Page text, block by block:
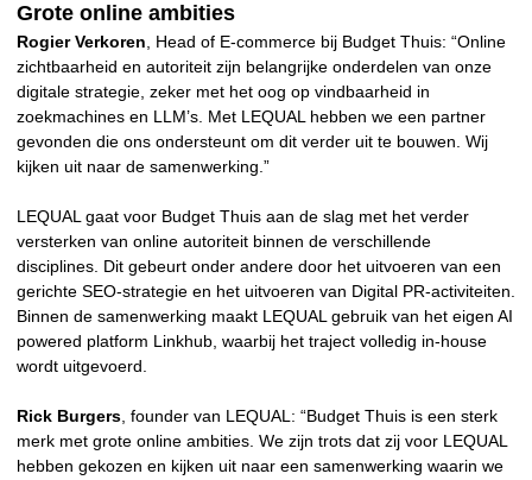
Grote online ambities
Rogier Verkoren , Head of E-commerce bij Budget Thuis: “Online
zichtbaarheid en autoriteit zijn belangrijke onderdelen van onze
digitale strategie, zeker met het oog op vindbaarheid in
zoekmachines en LLM’s. Met LEQUAL hebben we een partner
gevonden die ons ondersteunt om dit verder uit te bouwen. Wij
kijken uit naar de samenwerking.”
LEQUAL gaat voor Budget Thuis aan de slag met het verder
versterken van online autoriteit binnen de verschillende
disciplines. Dit gebeurt onder andere door het uitvoeren van een
gerichte SEO-strategie en het uitvoeren van Digital PR-activiteiten.
Binnen de samenwerking maakt LEQUAL gebruik van het eigen AI
powered platform Linkhub, waarbij het traject volledig in-house
wordt uitgevoerd.
Rick Burgers , founder van LEQUAL: “Budget Thuis is een sterk
merk met grote online ambities. We zijn trots dat zij voor LEQUAL
hebben gekozen en kijken uit naar een samenwerking waarin we